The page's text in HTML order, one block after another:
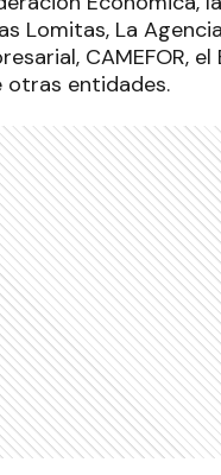
Lomitas, La
CAMEFOR, el
otras entidades.